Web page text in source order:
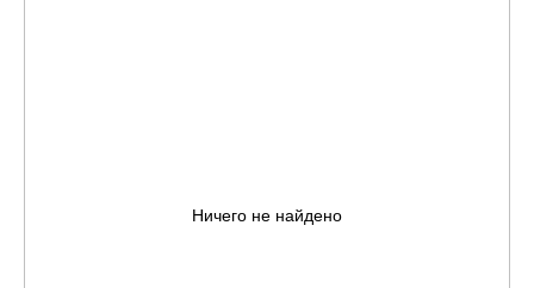
Ничего не найдено